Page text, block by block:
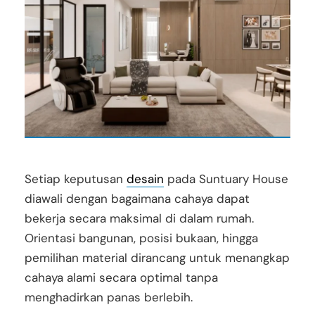
Setiap keputusan desain pada Suntuary House
diawali dengan bagaimana cahaya dapat
bekerja secara maksimal di dalam rumah.
Orientasi bangunan, posisi bukaan, hingga
pemilihan material dirancang untuk menangkap
cahaya alami secara optimal tanpa
menghadirkan panas berlebih.